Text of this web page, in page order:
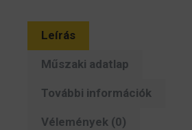
Leírás
Műszaki adatlap
További információk
Vélemények (0)